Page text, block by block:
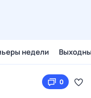
недели
0